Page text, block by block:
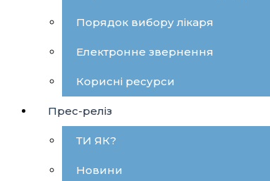
Порядок вибору лікаря
Електронне звернення
Корисні ресурси
Прес-реліз
ТИ ЯК?
Новини